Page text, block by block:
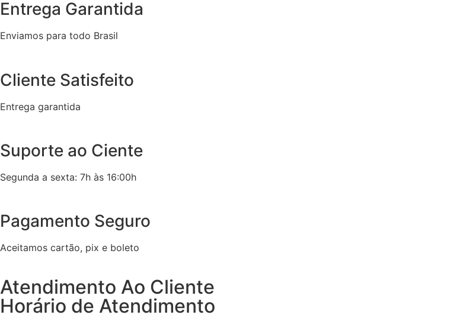
Entrega Garantida
Enviamos para todo Brasil
Cliente Satisfeito
Entrega garantida
Suporte ao Ciente
Segunda a sexta: 7h às 16:00h
Pagamento Seguro
Aceitamos cartão, pix e boleto
Atendimento Ao Cliente
Horário de Atendimento